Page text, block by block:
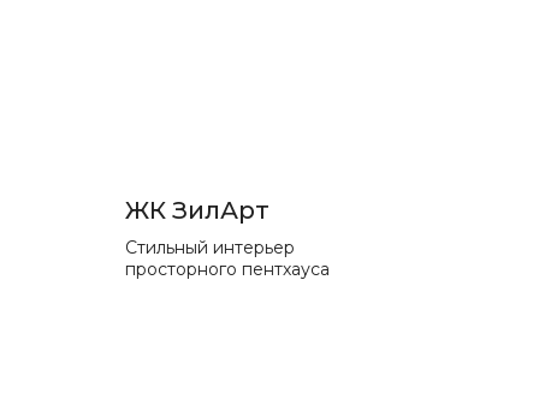
ЖК ЗилАрт
Стильный интерьер
просторного пентхауса